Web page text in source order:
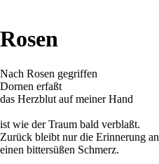
Rosen
Nach Rosen gegriffen
Dornen erfaßt
das Herzblut auf meiner Hand
ist wie der Traum bald verblaßt.
Zurück bleibt nur die Erinnerung an
einen bittersüßen Schmerz.